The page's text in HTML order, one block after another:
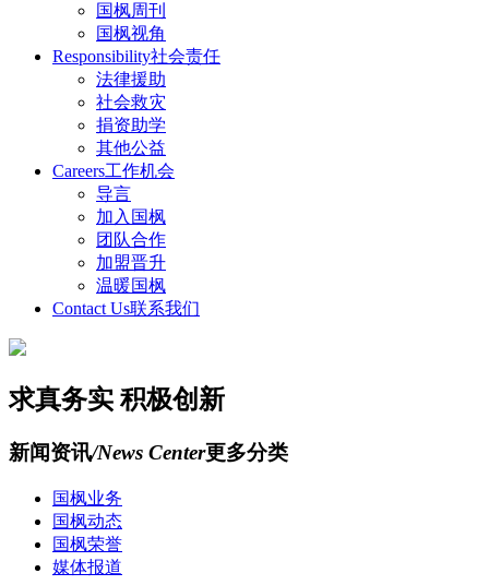
国枫周刊
国枫视角
Responsibility社会责任
法律援助
社会救灾
捐资助学
其他公益
Careers工作机会
导言
加入国枫
团队合作
加盟晋升
温暖国枫
Contact Us联系我们
求真务实 积极创新
新闻资讯/News Center更多分类
国枫业务
国枫动态
国枫荣誉
媒体报道